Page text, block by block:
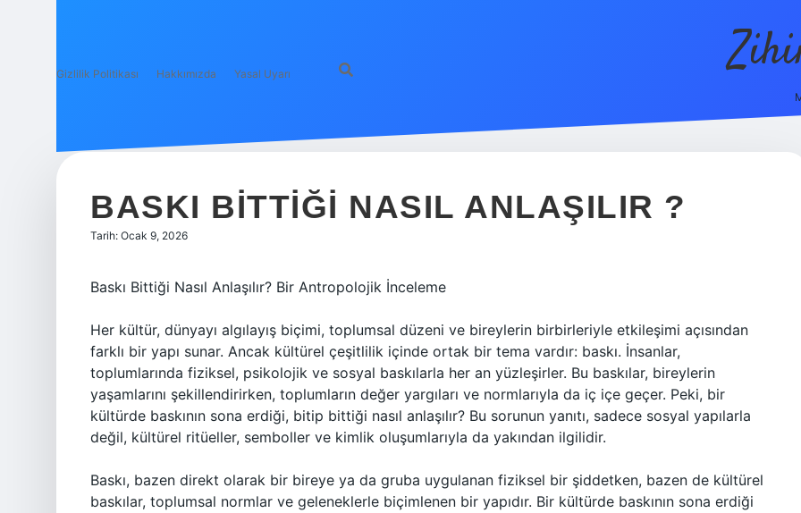
Gizlilik Politikası Hakkımızda Yasal Uyarı
BASKI BITTIĞI NASIL ANLAŞILIR ?
Tarih: Ocak 9, 2026
Baskı Bittiği Nasıl Anlaşılır? Bir Antropolojik İnceleme
Her kültür, dünyayı algılayış biçimi, toplumsal düzeni ve bireylerin birbirleriyle etkileşimi açısından
farklı bir yapı sunar. Ancak kültürel çeşitlilik içinde ortak bir tema vardır: baskı. İnsanlar,
toplumlarında fiziksel, psikolojik ve sosyal baskılarla her an yüzleşirler. Bu baskılar, bireylerin
yaşamlarını şekillendirirken, toplumların değer yargıları ve normlarıyla da iç içe geçer. Peki, bir
kültürde baskının sona erdiği, bitip bittiği nasıl anlaşılır? Bu sorunun yanıtı, sadece sosyal yapılarla
değil, kültürel ritüeller, semboller ve kimlik oluşumlarıyla da yakından ilgilidir.
Baskı, bazen direkt olarak bir bireye ya da gruba uygulanan fiziksel bir şiddetken, bazen de kültürel
baskılar, toplumsal normlar ve geleneklerle biçimlenen bir yapıdır. Bir kültürde baskının sona erdiği